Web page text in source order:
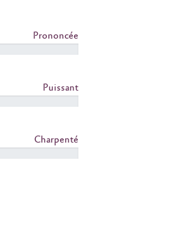
Prononcée
Puissant
Charpenté